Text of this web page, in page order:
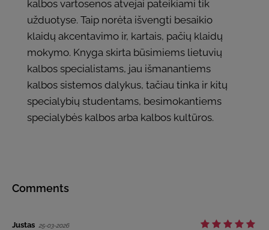
kalbos vartosenos atvejai pateikiami tik
užduotyse. Taip norėta išvengti besaikio
klaidų akcentavimo ir, kartais, pačių klaidų
mokymo. Knyga skirta būsimiems lietuvių
kalbos specialistams, jau išmanantiems
kalbos sistemos dalykus, tačiau tinka ir kitų
specialybių studentams, besimokantiems
specialybės kalbos arba kalbos kultūros.
Comments
Justas 25-03-2026